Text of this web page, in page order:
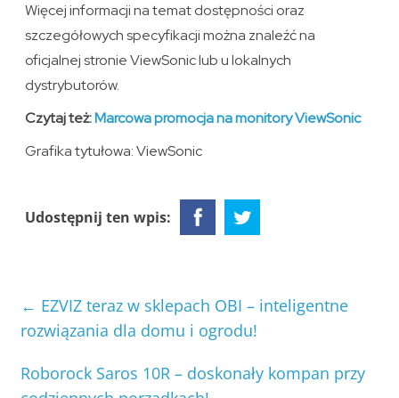
Więcej informacji na temat dostępności oraz
szczegółowych specyfikacji można znaleźć na
oficjalnej stronie ViewSonic lub u lokalnych
dystrybutorów.
Czytaj też:Marcowa promocja na monitory ViewSonic
Grafika tytułowa: ViewSonic
Udostępnij ten wpis:
← EZVIZ teraz w sklepach OBI – inteligentne
rozwiązania dla domu i ogrodu!
Roborock Saros 10R – doskonały kompan przy